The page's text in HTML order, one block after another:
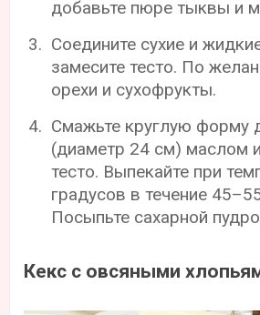
добавьте пюре тыквы и
Соедините сухие и
замесите тесто. По
орехи и сухофрукты.
Смажьте круглую форму
(диаметр 24 см) маслом
тесто. Выпекайте при
градусов в течение
Посыпьте сахарной
Кекс с овсяными